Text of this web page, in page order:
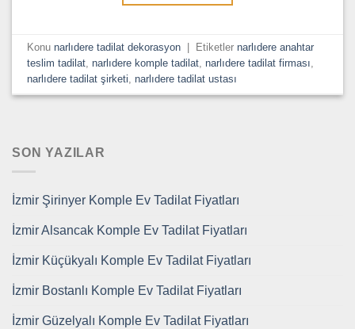
Konunarlıdere tadilat dekorasyon Etiketlernarlıdere anahtar
teslim tadilat ,narlıdere komple tadilat ,narlıdere tadilat firması
narlıdere tadilat şirketi ,narlıdere tadilat ustası
SON YAZILAR
İzmir Şirinyer Komple Ev Tadilat Fiyatları
İzmir Alsancak Komple Ev Tadilat Fiyatları
İzmir Küçükyalı Komple Ev Tadilat Fiyatları
İzmir Bostanlı Komple Ev Tadilat Fiyatları
İzmir Güzelyalı Komple Ev Tadilat Fiyatları